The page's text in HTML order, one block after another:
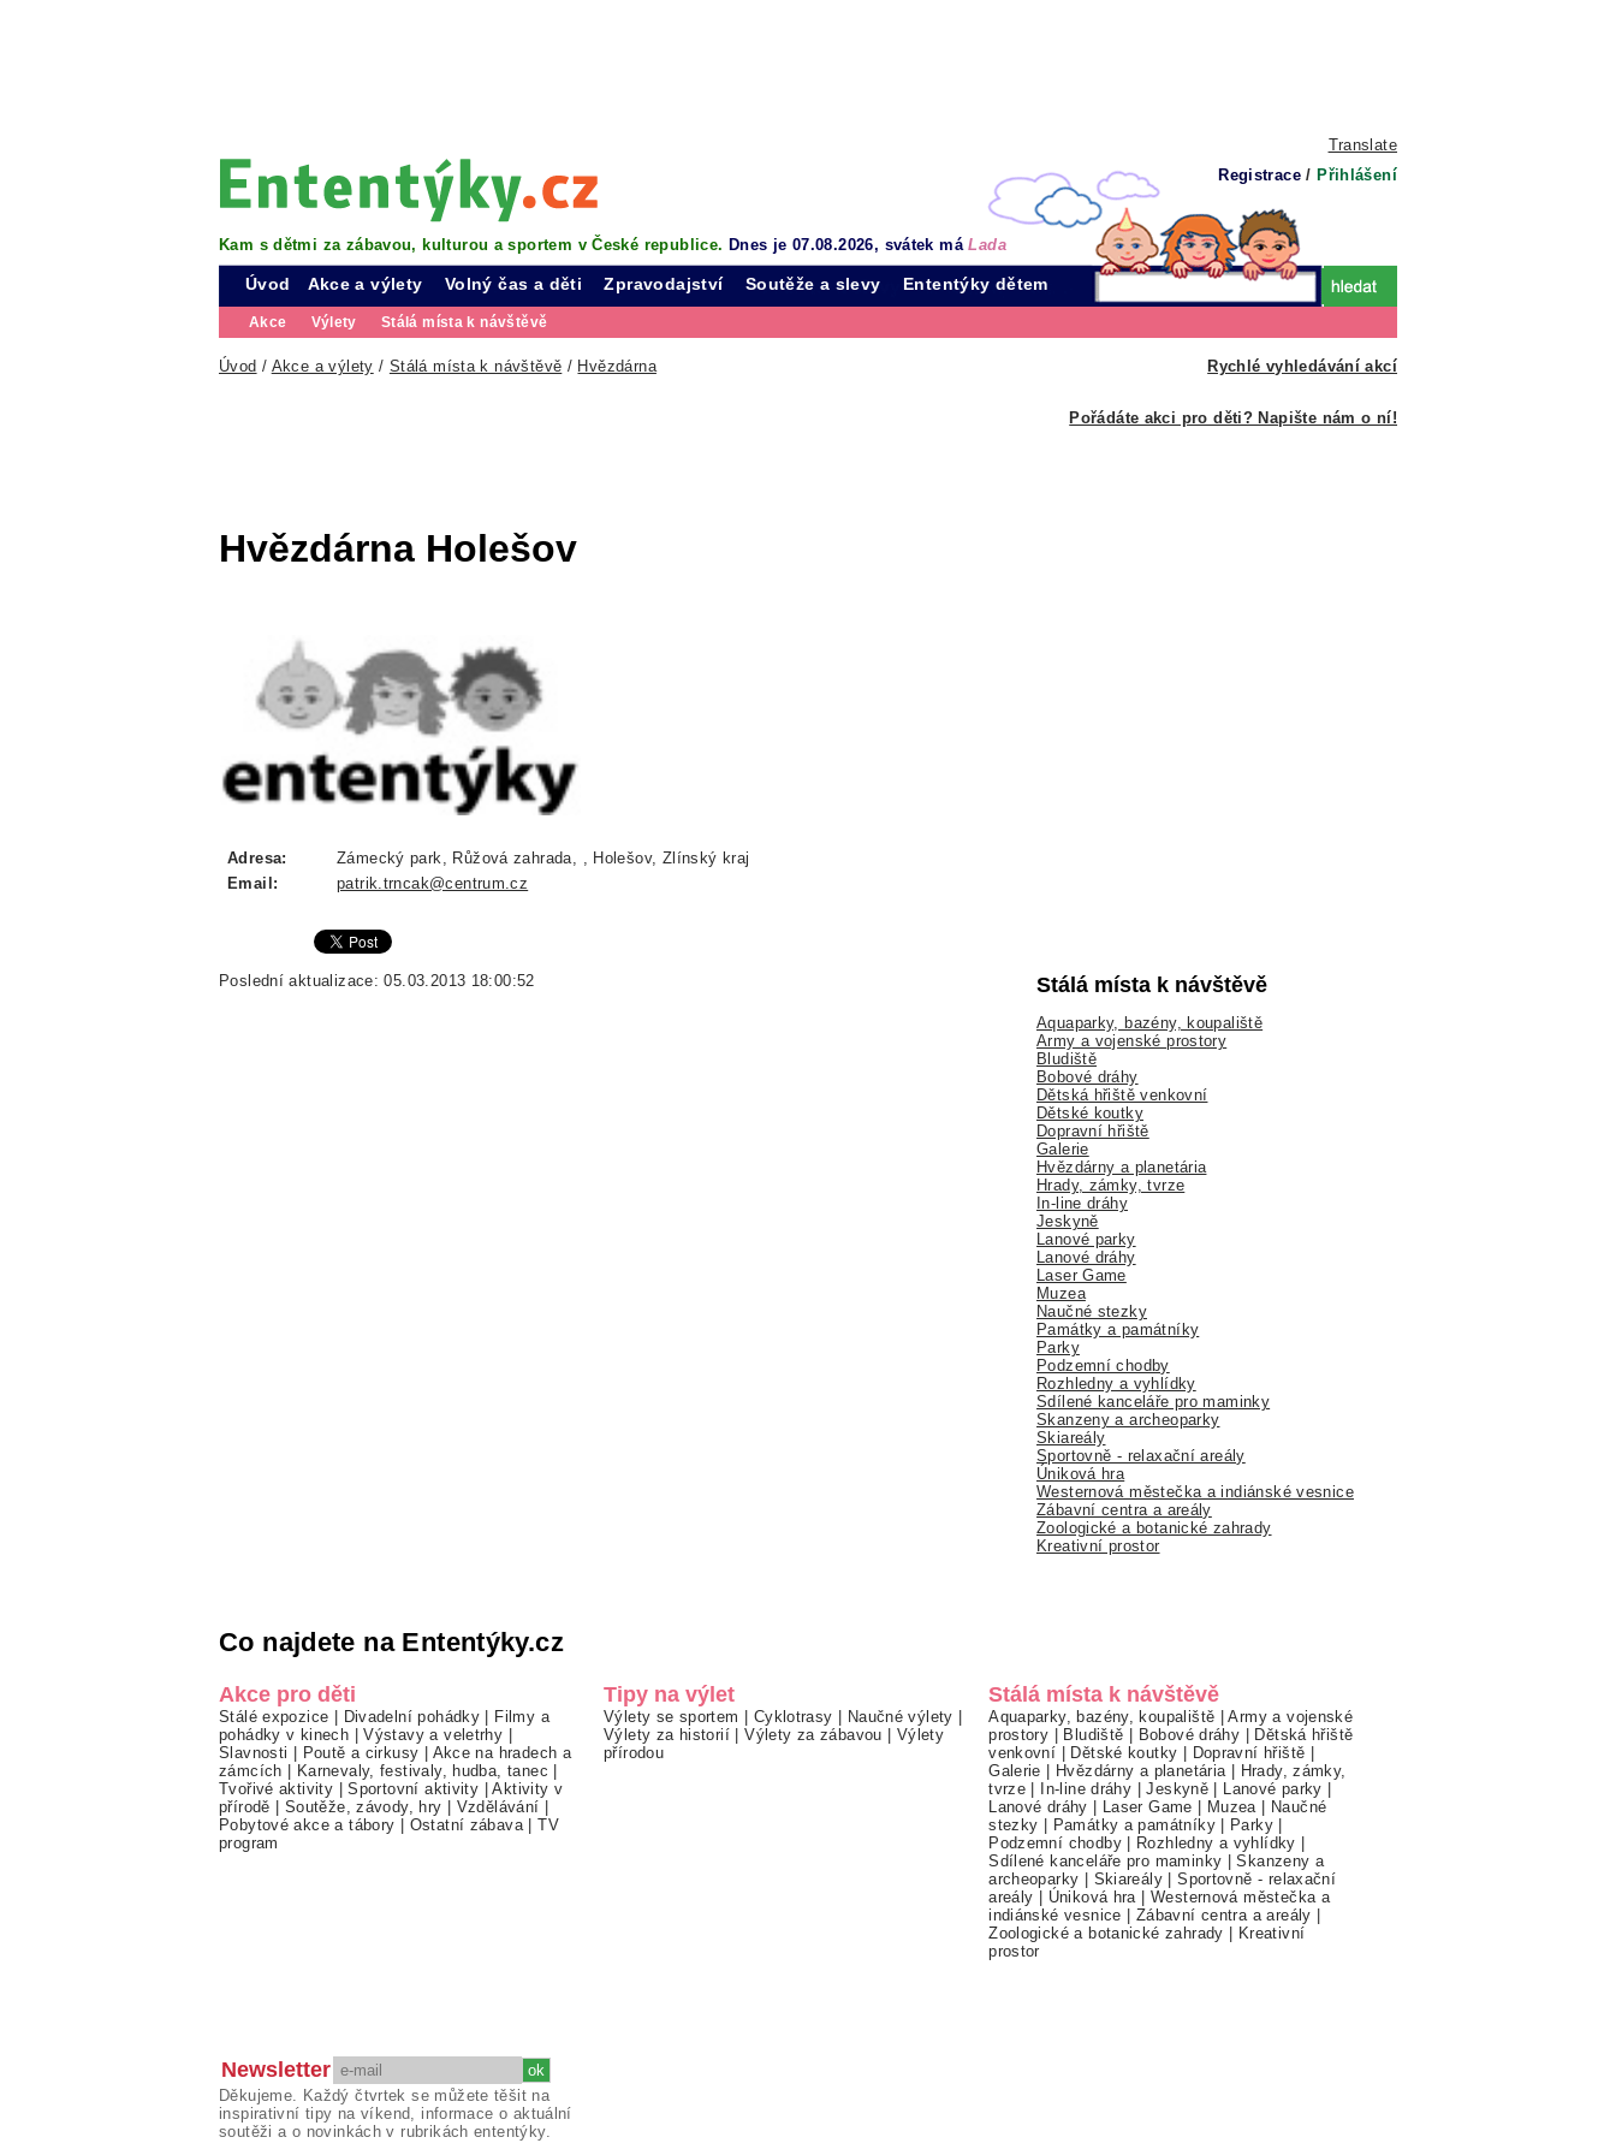
Translate
Registrace / Přihlášení
Kam s dětmi za zábavou, kulturou a sportem v České republice. Dnes je 07.08.2026, svátek máLada
Úvod Akce a výlety
Akce Výlety Stálá místa k návštěvě
Volný čas a děti Zpravodajství Soutěže a slevy Ententýky dětem
Rychlé vyhledávání akcí
Úvod / Akce a výlety / Stálá místa k návštěvě / Hvězdárna
Pořádáte akci pro děti? Napište nám o ní!
Hvězdárna Holešov
Adresa:
Zámecký park, Růžová zahrada, , Holešov, Zlínský kraj
Email:
patrik.trncak@centrum.cz
Poslední aktualizace: 05.03.2013 18:00:52 Stálá místa k návštěvě
Aquaparky, bazény, koupaliště
Army a vojenské prostory
Bludiště
Bobové dráhy
Dětská hřiště venkovní
Dětské koutky
Dopravní hřiště
Galerie
Hvězdárny a planetária
Hrady, zámky, tvrze
In-line dráhy
Jeskyně
Lanové parky
Lanové dráhy
Laser Game
Muzea
Naučné stezky
Památky a památníky
Parky
Podzemní chodby
Rozhledny a vyhlídky
Sdílené kanceláře pro maminky
Skanzeny a archeoparky
Skiareály
Sportovně - relaxační areály
Úniková hra
Westernová městečka a indiánské vesnice
Zábavní centra a areály
Zoologické a botanické zahrady
Kreativní prostor
Co najdete na Ententýky.cz
Akce pro děti
Stálé expozice | Divadelní pohádky | Filmy a
pohádky v kinech |Výstavy a veletrhy |
Slavnosti | Poutě a cirkusy | Akce na hradech a
zámcích | Karnevaly, festivaly, hudba, tanec |
Tvořivé aktivity |Sportovní aktivity |Aktivity v
přírodě | Soutěže, závody, hry | Vzdělávání |
Pobytové akce a tábory | Ostatní zábava |TV
program
Tipy na výlet
Výlety se sportem | Cyklotrasy | Naučné výlety |
Výlety za historií |Výlety za zábavou | Výlety
přírodou
Stálá místa k návštěvě
Aquaparky, bazény, koupaliště |Army a vojenské
prostory | Bludiště | Bobové dráhy | Dětská hřiště
venkovní | Dětské koutky | Dopravní hřiště |
Galerie | Hvězdárny a planetária | Hrady, zámky,
tvrze | In-line dráhy |Jeskyně | Lanové parky |
Lanové dráhy | Laser Game | Muzea | Naučné
stezky | Památky a památníky| Parky |
Podzemní chodby| Rozhledny a vyhlídky |
Sdílené kanceláře pro maminky |Skanzeny a
archeoparky | Skiareály |Sportovně - relaxační
areály | Úniková hra |Westernová městečka a
indiánské vesnice | Zábavní centra a areály |
Zoologické a botanické zahrady | Kreativní
prostor
Newsletter
Děkujeme. Každý čtvrtek se můžete těšit na
inspirativní tipy na víkend, informace o aktuální
soutěži a o novinkách v rubrikách ententýky.